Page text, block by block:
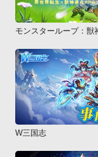
モンスターループ：獣
W三国志